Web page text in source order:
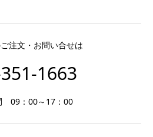
注文・お問い合せは
1663
09：00～17：00